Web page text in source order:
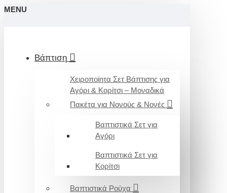
MENU
Βάπτιση
Χειροποίητα Σετ Βάπτισης για
Αγόρι & Κορίτσι – Μοναδικά
Πακέτα για Νονούς & Νονές
Βαπτιστικά Σετ για
Αγόρι
Βαπτιστικά Σετ για
Κορίτσι
Βαπτιστικά Ρούχα